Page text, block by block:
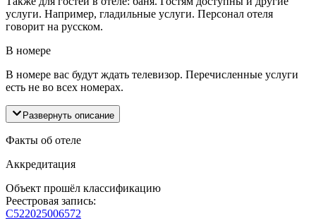
услуги. Например, гладильные услуги. Персонал отеля
говорит на русском.
В номере
В номере вас будут ждать телевизор. Перечисленные услуги
есть не во всех номерах.
Развернуть описание
Факты об отеле
Аккредитация
Объект прошёл классификацию
Реестровая запись:
С522025006572